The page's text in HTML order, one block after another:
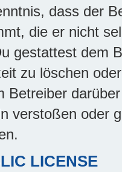
dass der
die er nicht
gestattest dem
zu löschen
Betreiber
verstoßen oder
LICENSE